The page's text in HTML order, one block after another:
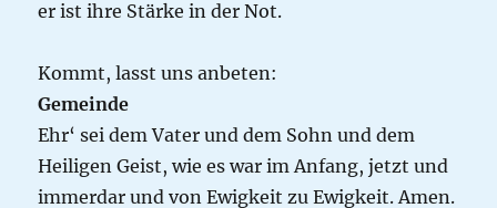
er ist ihre Stärke in der Not.
Kommt, lasst uns anbeten:
Gemeinde
Ehr‘ sei dem Vater und dem Sohn und dem
Heiligen Geist, wie es war im Anfang, jetzt und
immerdar und von Ewigkeit zu Ewigkeit. Amen.